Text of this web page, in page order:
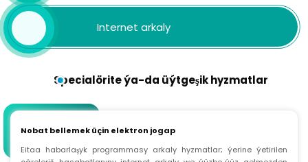
Internet arkaly
Specialörite ýa-da üýtgeşik hyzmatlar
Nobat bellemek üçin elektron jogap
Eitaa habarlaşyk programmasy arkaly hyzmatlar; ýerine ýetirilen